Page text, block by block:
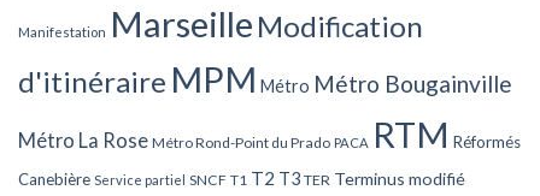
Manifestation Marseille Modification
d'itinéraire MPM Métro Métro Bougainville
Métro La Rose Métro Rond-Point du Prado PACA RTM Réformés
Canebière Service partiel SNCF T1 T2 T3 TER Terminus modifié